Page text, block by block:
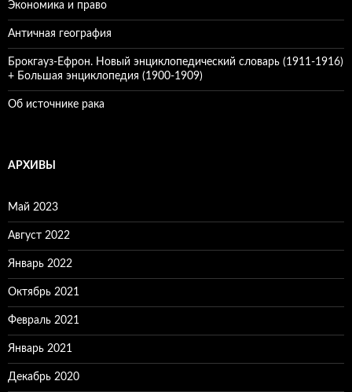
Экономика и право
Античная география
Брокгауз-Ефрон. Новый энциклопедический словарь (1911-1916)
+ Большая энциклопедия (1900-1909)
Об источнике рака
АРХИВЫ
Май 2023
Август 2022
Январь 2022
Октябрь 2021
Февраль 2021
Январь 2021
Декабрь 2020